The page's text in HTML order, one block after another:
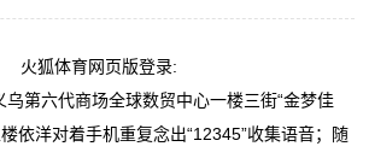
火狐体育网页版登录:
六代商场全球数贸中心一楼三街“金梦佳
依洋对着手机重复念出“12345”收集语音；随